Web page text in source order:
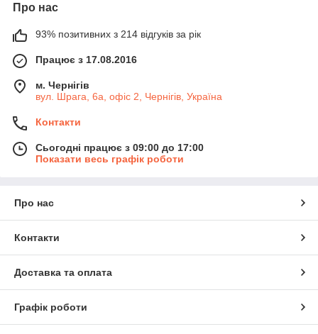
Про нас
93% позитивних з 214 відгуків за рік
Працює з 17.08.2016
м. Чернігів
вул. Шрага, 6а, офіс 2, Чернігів, Україна
Контакти
Сьогодні працює з 09:00 до 17:00
Показати весь графік роботи
Про нас
Контакти
Доставка та оплата
Графік роботи